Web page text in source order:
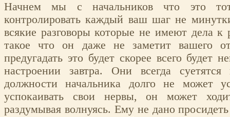
Начнем мы с начальников что это
контролировать каждый ваш шаг не
всякие разговоры которые не имеют дела к
такое что он даже не заметит вашего
предугадать это будет скорее всего будет
настроении завтра. Они всегда
должности начальника долго не может
успокаивать свои нервы, он может
раздумывая волнуясь. Ему не дано